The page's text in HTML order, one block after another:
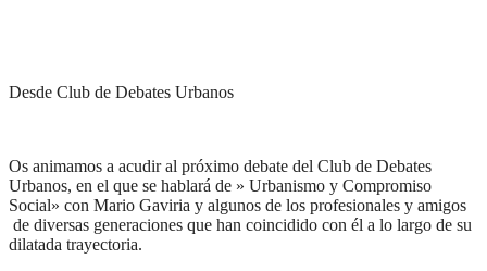
Desde Club de Debates Urbanos
Os animamos a acudir al próximo debate del Club de Debates
Urbanos, en el que se hablará de » Urbanismo y Compromiso
Social» con Mario Gaviria y algunos de los profesionales y amigos
de diversas generaciones que han coincidido con él a lo largo de su
dilatada trayectoria.